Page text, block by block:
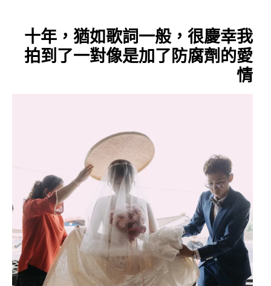
十年，猶如歌詞一般，很慶幸我
拍到了一對像是加了防腐劑的愛
情